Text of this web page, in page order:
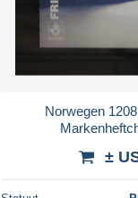
Norwegen
±